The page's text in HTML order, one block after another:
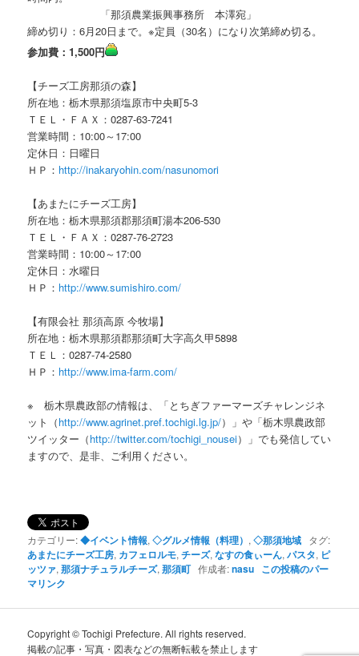
「那須農業振興事務所 本澤宛」
締め切り：6月20日まで。※定員（30名）になり次第締め切る。
参加費：1,500円
【チーズ工房那須の森】
所在地：栃木県那須塩原市中央町5-3
ＴＥＬ・ＦＡＸ：0287-63-7241
営業時間：10:00～17:00
定休日：日曜日
ＨＰ： http://inakaryohin.com/nasunomori
【あまたにチーズ工房】
所在地：栃木県那須郡那須町湯本206-530
ＴＥＬ・ＦＡＸ：0287-76-2723
営業時間：10:00～17:00
定休日：水曜日
ＨＰ： http://www.sumishiro.com/
【有限会社 那須高原 今牧場】
所在地：栃木県那須郡那須町大字高久甲5898
ＴＥＬ：0287-74-2580
ＨＰ： http://www.ima-farm.com/
※ 栃木県農政部の情報は、「とちぎファーマーズチャレンジネ
ット（http://www.agrinet.pref.tochigi.lg.jp/）」や「栃木県農政部
ツイッター（http://twitter.com/tochigi_nousei）」でも発信してい
ますので、是非、ご利用ください。
カテゴリー:◆イベント情報,◇グルメ情報（料理） ,◇那須地域 タグ:
あまたにチーズ工房, カフェロルモ,チーズ,なすの食ぃーん,パスタ, ピ
ッツァ,那須ナチュラルチーズ,那須町作成者:nasu この投稿のパー
マリンク
Copyright © Tochigi Prefecture. All rights reserved.
掲載の記事・写真・図表などの無断転載を禁止します